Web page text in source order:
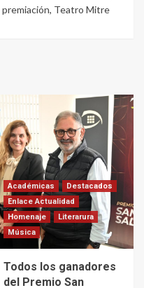
premiación, Teatro Mitre
Académicas
Destacados
Enlace Actualidad
Homenaje
Literarura
Música
Todos los ganadores
del Premio San